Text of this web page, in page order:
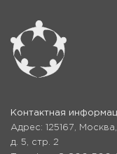
Контактная
Адрес: 125167,
д. 5, стр. 2